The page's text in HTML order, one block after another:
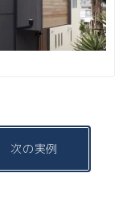
次の実例